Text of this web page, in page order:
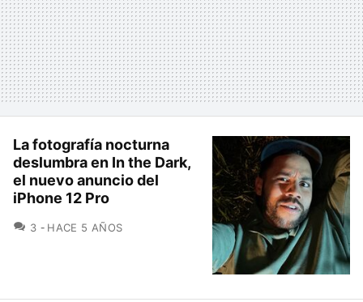
La fotografía nocturna
deslumbra en In the Dark,
el nuevo anuncio del
iPhone 12 Pro
3 COMENTARIOS
HACE 5 AÑOS